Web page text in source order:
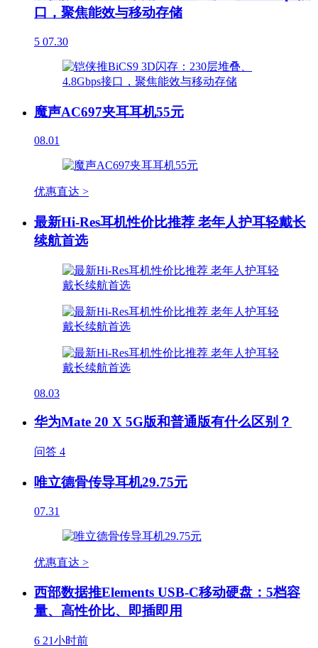
口，聚焦能效与移动存储
5 07.30
魔声AC697夹耳耳机55元
08.01
优惠直达 >
最新Hi-Res耳机性价比推荐 老年人护耳轻戴长
续航首选
08.03
华为Mate 20 X 5G版和普通版有什么区别？
问答 4
唯立德骨传导耳机29.75元
07.31
优惠直达 >
西部数据推Elements USB-C移动硬盘：5档容
量、高性价比、即插即用
6 21小时前